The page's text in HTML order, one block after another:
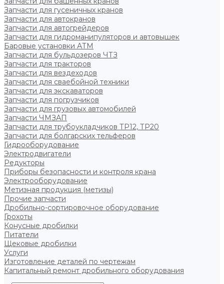
Запчасти для гусеничных кранов
Запчасти для автокранов
Запчасти для автогрейдеров
Запчасти для гидроманипуляторов и автовышек
Баровые установки АТМ
Запчасти для бульдозеров ЧТЗ
Запчасти для тракторов
Запчасти для вездеходов
Запчасти для сваебойной техники
Запчасти для экскаваторов
Запчасти для погрузчиков
Запчасти для грузовых автомобилей
Запчасти ЧМЗАП
Запчасти для трубоукладчиков ТР12, ТР20
Запчасти для болгарских тельферов
Гидрооборудование
Электродвигатели
Редукторы
Приборы безопасности и контроля крана
Электрооборудование
Метизная продукция (метизы)
Прочие запчасти
Дробильно-сортировочное оборудование
Грохоты
Конусные дробилки
Питатели
Щековые дробилки
Услуги
Изготовление деталей по чертежам
Капитальный ремонт дробильного оборудования